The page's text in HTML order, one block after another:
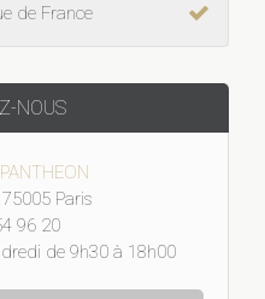
de France
NOUS
Paris
96 20
de 9h30 à 18h00